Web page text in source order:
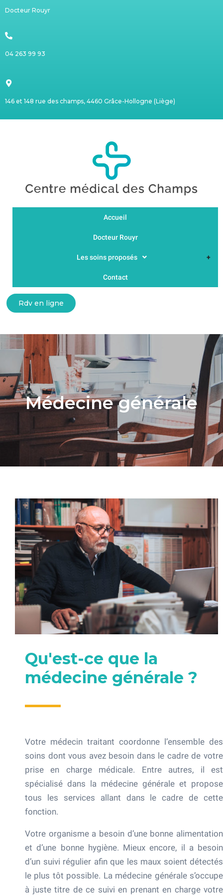
Docteur Rouyr
04 263 99 93
146 et 148 rue des champs, 4460 Grâce-Hollogne (Liège)
Accueil
Docteur Rouyr
Les soins proposés
Contact
Rdv en ligne
Médecine générale
Qu'est-ce que la
médecine générale ?
Votre médecin traitant coordonne l’ensemble des
soins dont vous avez besoin dans le cadre de votre
prise en charge médicale. Entre autres, il est
spécialisé dans la médecine générale et propose
tous les services allant dans le cadre de cette
fonction.
Votre organisme a besoin d’une bonne alimentation
et d’une bonne hygiène. Mieux encore, il a besoin
d’un suivi régulier afin que les maux soient détectés
le plus tôt possible. La médecine générale s’occupe
à juste titre de ce suivi en prenant en charge votre